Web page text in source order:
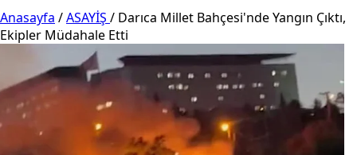
Anasayfa /ASAYİŞ / Darıca Millet Bahçesi'nde Yangın Çıktı,
Ekipler Müdahale Etti